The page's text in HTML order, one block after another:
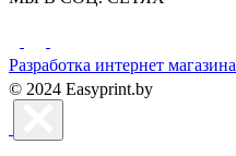
Разработка интернет магазина
© 2024 Easyprint.by